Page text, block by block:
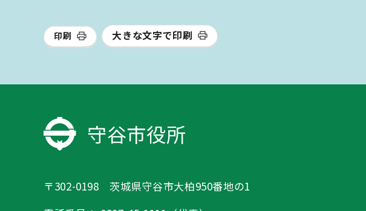
印刷 大きな文字で印刷
守谷市役所
〒302-0198 茨城県守谷市大柏950番地の1